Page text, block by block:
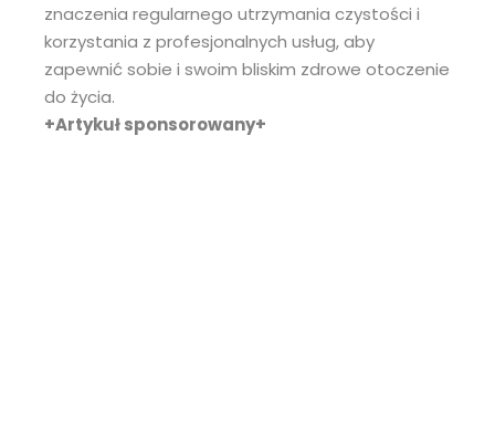
znaczenia regularnego utrzymania czystości i
korzystania z profesjonalnych usług, aby
zapewnić sobie i swoim bliskim zdrowe otoczenie
do życia.
+Artykuł sponsorowany+